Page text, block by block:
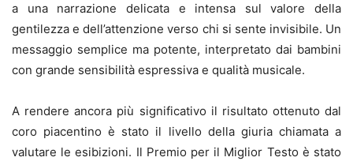
a una narrazione delicata e intensa sul valore della
gentilezza e dell’attenzione verso chi si sente invisibile. Un
messaggio semplice ma potente, interpretato dai bambini
con grande sensibilità espressiva e qualità musicale.
A rendere ancora più significativo il risultato ottenuto dal
coro piacentino è stato il livello della giuria chiamata a
valutare le esibizioni. Il Premio per il Miglior Testo è stato